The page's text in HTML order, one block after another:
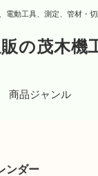
電動工具、測定、管材・
の茂木機
商品ジャンル
ンダー